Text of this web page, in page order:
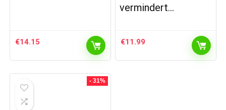
€14.15
vermindert…
€11.99
- 31%